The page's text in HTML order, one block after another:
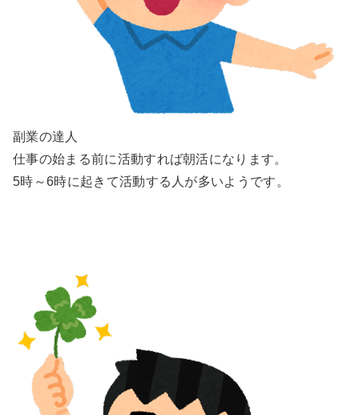
副業の達人
仕事の始まる前に活動すれば朝活になります。
5時～6時に起きて活動する人が多いようです。